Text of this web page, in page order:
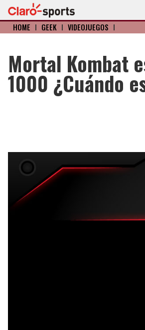
HOME I GEEK I VIDEOJUEGOS I
Mortal Kombat
1000 ¿Cuándo